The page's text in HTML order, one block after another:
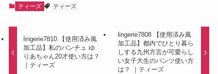
ティーズ ティーズ
lingerie7810 【使用済み風
加工品】私のパンチュ ゆ
りあちゃん20才使い方は？
｜ティーズ
lingerie7808 【使用済み風
加工品】都内でひとり暮ら
しする九州方言が可愛らし
い女子大生のパンツ使い方
は？ ｜ティーズ